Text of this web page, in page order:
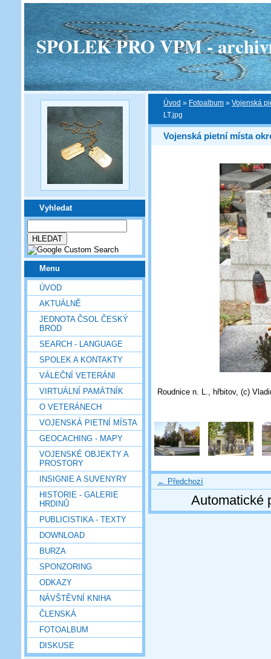
SPOLEK PRO VPM -
Vyhledat
Menu
ÚVOD
AKTUÁLNĚ
JEDNOTA ČSOL ČESKÝ
BROD
SEARCH - LANGUAGE
SPOLEK A KONTAKTY
VÁLEČNÍ VETERÁNI
VIRTUÁLNÍ PAMÁTNÍK
O VETERÁNECH
VOJENSKÁ PIETNÍ MÍSTA
GEOCACHING - MAPY
VOJENSKÉ OBJEKTY A
PROSTORY
INSIGNIE A SUVENYRY
HISTORIE - GALERIE
HRDINŮ
PUBLICISTIKA - TEXTY
DOWNLOAD
BURZA
SPONZORING
ODKAZY
NÁVŠTĚVNÍ KNIHA
ČLENSKÁ
FOTOALBUM
DISKUSE
Úvod » Fotoalbum » Vojenská
LT.jpg
Vojenská pietní místa
Roudnice n. L., hřbitov, (c)
← Předchozí
Automatické